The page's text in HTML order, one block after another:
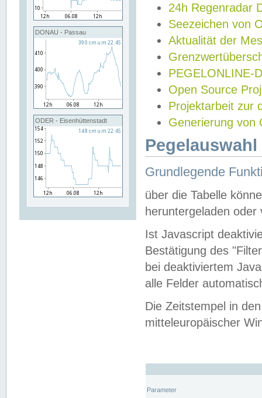
DONAU - Passau
ODER - Eisenhüttenstadt
24h Regenradar
Seezeichen von
Aktualität der
PEGELONLINE-
Open Source
Projektarbeit zur
Generierung von
Grundlegende
über die Tabelle
heruntergeladen oder
Ist Javascript
Bestätigung des
bei deaktiviertem
alle Felder
Die Zeitstempel in
mitteleuropäischer
Parameter